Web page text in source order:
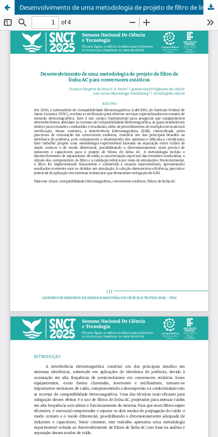
Desenvolvimento de uma metodologia de projeto de filtro de linha AC para conversores estáticos